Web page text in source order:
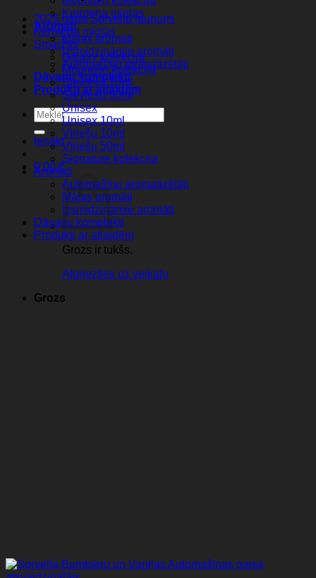
Ķermeņa miglas
Aromati
Mājas aromāti
Izsmidzināmie aromāti
Automašīnu aromatizētāji
Dāvanu komplekti
Produkti ar atlaidēm
Meklēt:
Ienākt
0,00€
Grozs ir tukšs.
Atgriezties uz veikalu
Grozs
2026 gada Sorvella jaunumi
Ķermeņa miglas
Smaržas
Galaxy kolekcija
Mountain kolekcija
Sieviešu 10ml
Sieviešu 50ml
Unisex
Unisex 10ml
Vīriešu 10ml
Vīriešu 50ml
Signature kolekcija
Aromati
Automašīnu aromatizētāji
Mājas aromāti
Izsmidzināmie aromāti
Dāvanu komplekti
Produkti ar atlaidēm